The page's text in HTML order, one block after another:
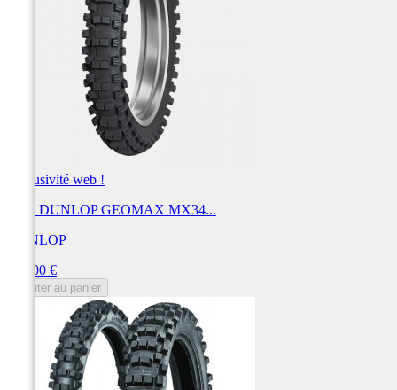
Exclusivité web !
Pneu DUNLOP GEOMAX MX34...
DUNLOP
174,00 €
Ajouter au panier